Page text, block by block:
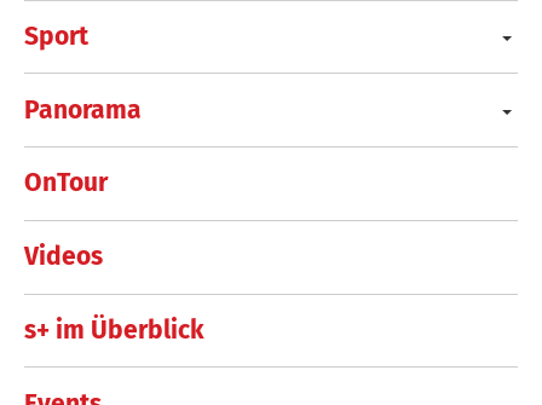
Sport
Panorama
OnTour
Videos
s+ im Überblick